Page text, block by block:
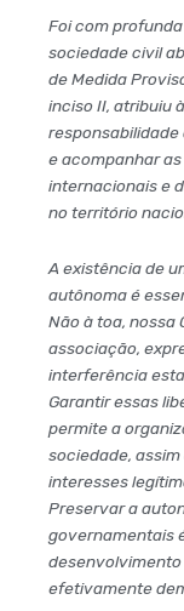
Foi com
sociedade civil
de Medida
inciso II, atribuiu
responsabilidade
e acompanhar
internacionais e
no território
A existência de
autônoma é
Não à toa, nossa
associação,
interferência
Garantir essas
permite a
sociedade,
interesses
Preservar a
governamentais
efetivamente